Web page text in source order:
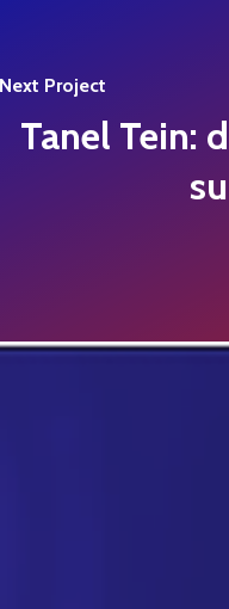
Next Project
Tanel Tein: